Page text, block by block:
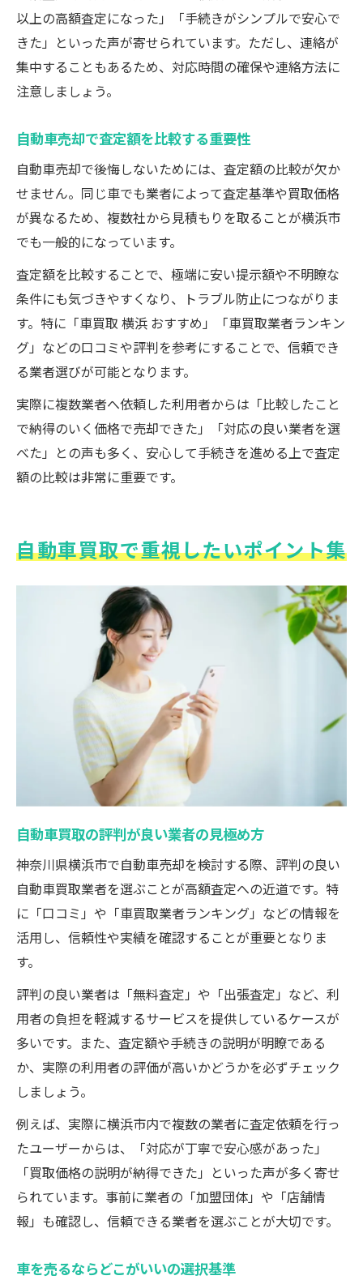
以上の高額査定になった」「手続きがシンプルで安心で
きた」といった声が寄せられています。ただし、連絡が
集中することもあるため、対応時間の確保や連絡方法に
注意しましょう。
自動車売却で査定額を比較する重要性
自動車売却で後悔しないためには、査定額の比較が欠か
せません。同じ車でも業者によって査定基準や買取価格
が異なるため、複数社から見積もりを取ることが横浜市
でも一般的になっています。
査定額を比較することで、極端に安い提示額や不明瞭な
条件にも気づきやすくなり、トラブル防止につながりま
す。特に「車買取 横浜 おすすめ」「車買取業者ランキン
グ」などの口コミや評判を参考にすることで、信頼でき
る業者選びが可能となります。
実際に複数業者へ依頼した利用者からは「比較したこと
で納得のいく価格で売却できた」「対応の良い業者を選
べた」との声も多く、安心して手続きを進める上で査定
額の比較は非常に重要です。
自動車買取で重視したいポイント集
自動車買取の評判が良い業者の見極め方
神奈川県横浜市で自動車売却を検討する際、評判の良い
自動車買取業者を選ぶことが高額査定への近道です。特
に「口コミ」や「車買取業者ランキング」などの情報を
活用し、信頼性や実績を確認することが重要となりま
す。
評判の良い業者は「無料査定」や「出張査定」など、利
用者の負担を軽減するサービスを提供しているケースが
多いです。また、査定額や手続きの説明が明瞭である
か、実際の利用者の評価が高いかどうかを必ずチェック
しましょう。
例えば、実際に横浜市内で複数の業者に査定依頼を行っ
たユーザーからは、「対応が丁寧で安心感があった」
「買取価格の説明が納得できた」といった声が多く寄せ
られています。事前に業者の「加盟団体」や「店舗情
報」も確認し、信頼できる業者を選ぶことが大切です。
車を売るならどこがいいの選択基準